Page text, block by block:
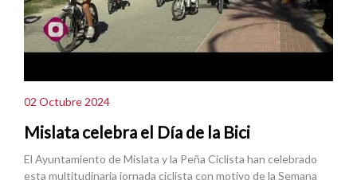
02 Octubre 2024
Mislata celebra el Día de la Bici
El Ayuntamiento de Mislata y la Peña Ciclista han celebrado
esta multitudinaria jornada ciclista con motivo de la Semana